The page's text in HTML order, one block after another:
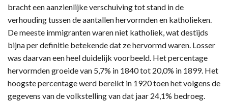
bracht een aanzienlijke verschuiving tot stand in de
verhouding tussen de aantallen hervormden en katholieken.
De meeste immigranten waren niet katholiek, wat destijds
bijna per definitie betekende dat ze hervormd waren. Losser
was daarvan een heel duidelijk voorbeeld. Het percentage
hervormden groeide van 5,7% in 1840 tot 20,0% in 1899. Het
hoogste percentage werd bereikt in 1920 toen het volgens de
gegevens van de volkstelling van dat jaar 24,1% bedroeg.